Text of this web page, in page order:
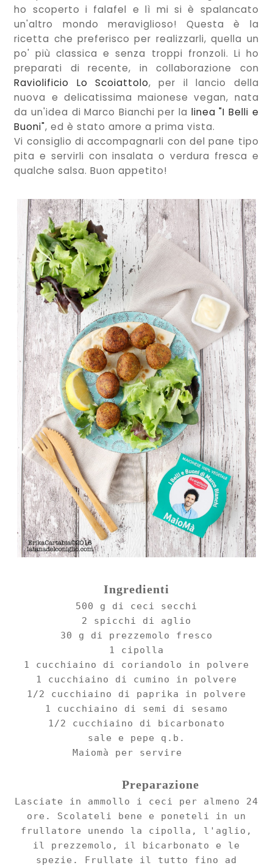
ho scoperto i falafel e lì mi si è spalancato
un'altro mondo meraviglioso! Questa è la
ricetta che preferisco per realizzarli, quella un
po' più classica e senza troppi fronzoli. Li ho
preparati di recente, in collaborazione con
Raviolificio Lo Scoiattolo, per il lancio della
nuova e delicatissima maionese vegan, nata
da un'idea di Marco Bianchi per la linea "I Belli e
Buoni", ed è stato amore a prima vista.
Vi consiglio di accompagnarli con del pane tipo
pita e servirli con insalata o verdura fresca e
qualche salsa. Buon appetito!
Ingredienti
500 g di ceci secchi
2 spicchi di aglio
30 g di prezzemolo fresco
1 cipolla
1 cucchiaino di coriandolo in polvere
1 cucchiaino di cumino in polvere
1/2 cucchiaino di paprika in polvere
1 cucchiaino di semi di sesamo
1/2 cucchiaino di bicarbonato
sale e pepe q.b.
Maiomà per servire
Preparazione
Lasciate in ammollo i ceci per almeno 24
ore. Scolateli bene e poneteli in un
frullatore unendo la cipolla, l'aglio,
il prezzemolo, il bicarbonato e le
spezie. Frullate il tutto fino ad